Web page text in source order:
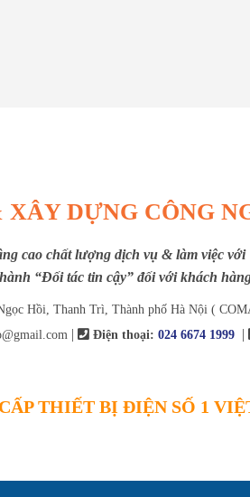
DỰNG CÔNG
cao chất lượng dịch vụ & làm việc với
“Đối tác tin cậy” đối với khách
Hồi, Thanh Trì, Thành phố Hà Nội (
| Điện thoại: 024 6674 1999 |
THIẾT BỊ ĐIỆN SỐ 1